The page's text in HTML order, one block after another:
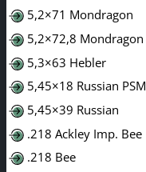
5,2×71 Mondragon
5,2×72,8 Mondragon
5,3×63 Hebler
5,45×18 Russian PSM
5,45×39 Russian
.218 Ackley Imp. Bee
.218 Bee